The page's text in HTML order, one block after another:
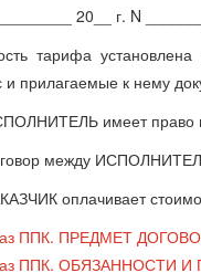
20__ г. N
тарифа
и прилагаемые к нему
имеет право
между
оплачивает
ППК. ПРЕДМЕТ
ППК. ОБЯЗАННОСТИ И